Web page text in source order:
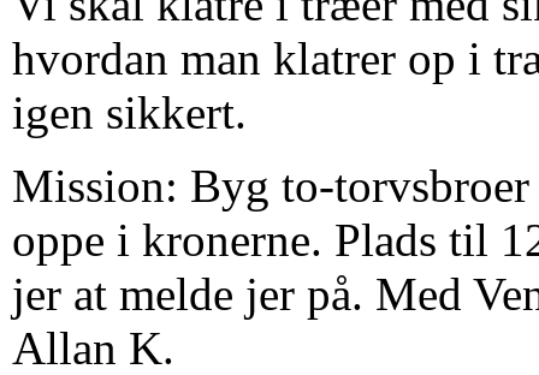
hvordan man klatrer op i
igen sikkert.
Mission: Byg to-
oppe i kronerne. Plads til
jer at melde jer på. Med
Allan K.